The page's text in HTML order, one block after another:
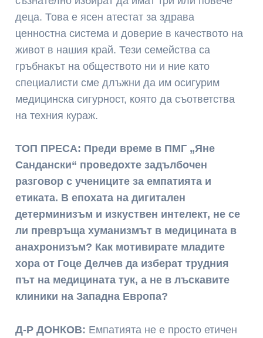
деца. Това е ясен атестат за здрава
ценностна система и доверие в качеството на
живот в нашия край. Тези семейства са
гръбнакът на обществото ни и ние като
специалисти сме длъжни да им осигурим
медицинска сигурност, която да съответства
на техния кураж.
ТОП ПРЕСА: Преди време в ПМГ „Яне
Сандански“ проведохте задълбочен
разговор с учениците за емпатията и
етиката. В епохата на дигитален
детерминизъм и изкуствен интелект, не се
ли превръща хуманизмът в медицината в
анахронизъм? Как мотивирате младите
хора от Гоце Делчев да изберат трудния
път на медицината тук, а не в лъскавите
клиники на Западна Европа?
Д-Р ДОНКОВ: Емпатията не е просто етичен